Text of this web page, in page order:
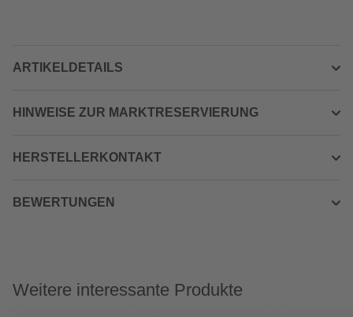
ARTIKELDETAILS
HINWEISE ZUR MARKTRESERVIERUNG
HERSTELLERKONTAKT
BEWERTUNGEN
Weitere interessante Produkte